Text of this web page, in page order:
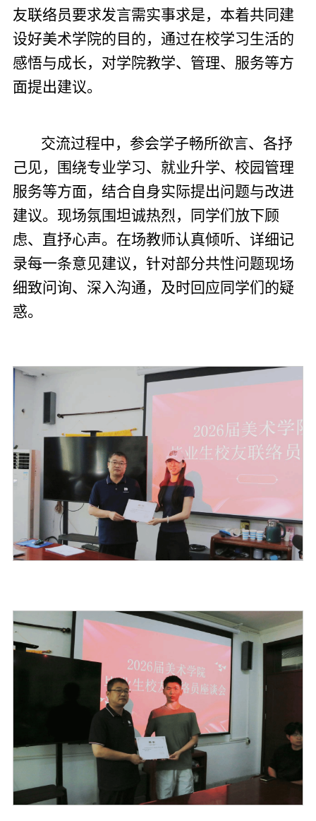
友联络员要求发言需实事求是，本着共同建
设好美术学院的目的，通过在校学习生活的
感悟与成长，对学院教学、管理、服务等方
面提出建议。
交流过程中，参会学子畅所欲言、各抒
己见，围绕专业学习、就业升学、校园管理
服务等方面，结合自身实际提出问题与改进
建议。现场氛围坦诚热烈，同学们放下顾
虑、直抒心声。在场教师认真倾听、详细记
录每一条意见建议，针对部分共性问题现场
细致问询、深入沟通，及时回应同学们的疑
惑。